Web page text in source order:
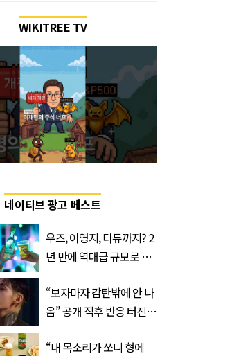
WIKITREE TV
네이티브 광고 베스트
우즈, 이영지, 다듀까지? 2
년 만에 역대급 규모로 돌
벌’
“보자마자 감탄밖에 안 나
옴” 공개 직후 반응 터진
“내 목소리가 쏘니 형에